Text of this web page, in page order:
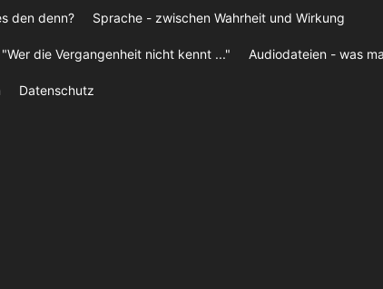
den denn? Sprache - zwischen Wahrheit und Wirkung
die Vergangenheit nicht kennt ..." Audiodateien - was
Datenschutz